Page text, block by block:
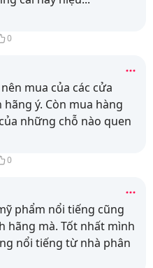
0
mua của các cửa
ý. Còn mua hàng
những chỗ nào quen
0
phẩm nổi tiếng cũng
hãng mà. Tốt nhất mình
nổi tiếng từ nhà phân